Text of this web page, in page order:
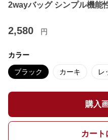
2wayバッグ シンプル機
2,580 円
カラー
ブラック カーキ レ
購入
カート